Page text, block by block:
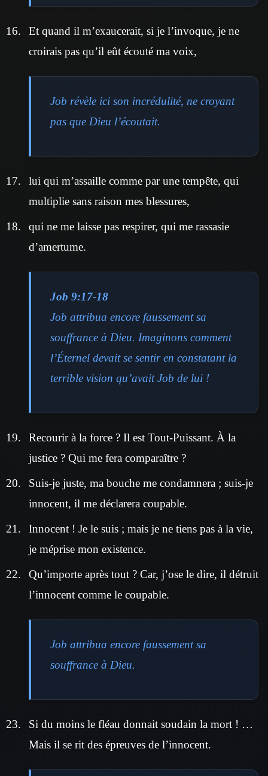
Et quand il m’exaucerait, si je l’invoque, je ne
croirais pas qu’il eût écouté ma voix,
Job révèle ici son incrédulité, ne croyant
pas que Dieu l’écoutait.
lui qui m’assaille comme par une tempête, qui
multiplie sans raison mes blessures,
qui ne me laisse pas respirer, qui me rassasie
d’amertume.
Job 9:17-18
Job attribua encore faussement sa
souffrance à Dieu. Imaginons comment
l’Éternel devait se sentir en constatant la
terrible vision qu’avait Job de lui !
Recourir à la force ? Il est Tout-Puissant. À la
justice ? Qui me fera comparaître ?
Suis-je juste, ma bouche me condamnera ; suis-je
innocent, il me déclarera coupable.
Innocent ! Je le suis ; mais je ne tiens pas à la vie,
je méprise mon existence.
Qu’importe après tout ? Car, j’ose le dire, il détruit
l’innocent comme le coupable.
Job attribua encore faussement sa
souffrance à Dieu.
Si du moins le fléau donnait soudain la mort ! …
Mais il se rit des épreuves de l’innocent.